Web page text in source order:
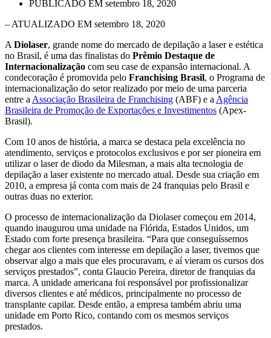
PUBLICADO EM setembro 18, 2020
– ATUALIZADO EM setembro 18, 2020
A Diolaser, grande nome do mercado de depilação a laser e estética
no Brasil, é uma das finalistas do Prêmio Destaque de
Internacionalização com seu case de expansão internacional. A
condecoração é promovida pelo Franchising Brasil, o Programa de
internacionalização do setor realizado por meio de uma parceria
entre a Associação Brasileira de Franchising (ABF) e a Agência
Brasileira de Promoção de Exportações e Investimentos (Apex-
Brasil).
Com 10 anos de história, a marca se destaca pela excelência no
atendimento, serviços e protocolos exclusivos e por ser pioneira em
utilizar o laser de diodo da Milesman, a mais alta tecnologia de
depilação a laser existente no mercado atual. Desde sua criação em
2010, a empresa já conta com mais de 24 franquias pelo Brasil e
outras duas no exterior.
O processo de internacionalização da Diolaser começou em 2014,
quando inaugurou uma unidade na Flórida, Estados Unidos, um
Estado com forte presença brasileira. “Para que conseguíssemos
chegar aos clientes com interesse em depilação a laser, tivemos que
observar algo a mais que eles procuravam, e aí vieram os cursos dos
serviços prestados”, conta Glaucio Pereira, diretor de franquias da
marca. A unidade americana foi responsável por profissionalizar
diversos clientes e até médicos, principalmente no processo de
transplante capilar. Desde então, a empresa também abriu uma
unidade em Porto Rico, contando com os mesmos serviços
prestados.